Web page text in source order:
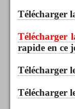
Télécharger
Télécharger
rapide en ce
Télécharger
Télécharger